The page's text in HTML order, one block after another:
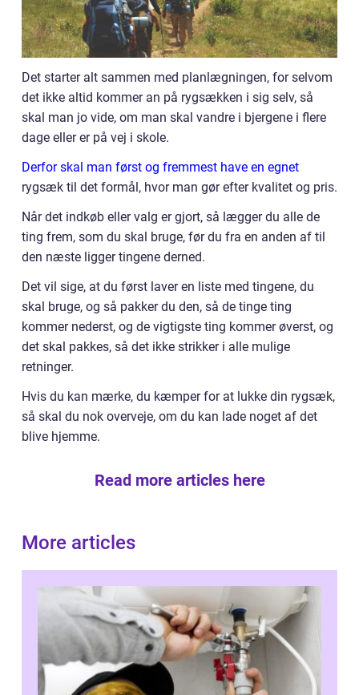
Det starter alt sammen med planlægningen, for selvom
det ikke altid kommer an på rygsækken i sig selv, så
skal man jo vide, om man skal vandre i bjergene i flere
dage eller er på vej i skole.
Derfor skal man først og fremmest have en egnet
rygsæk til det formål, hvor man gør efter kvalitet og pris.
Når det indkøb eller valg er gjort, så lægger du alle de
ting frem, som du skal bruge, før du fra en anden af til
den næste ligger tingene derned.
Det vil sige, at du først laver en liste med tingene, du
skal bruge, og så pakker du den, så de tinge ting
kommer nederst, og de vigtigste ting kommer øverst, og
det skal pakkes, så det ikke strikker i alle mulige
retninger.
Hvis du kan mærke, du kæmper for at lukke din rygsæk,
så skal du nok overveje, om du kan lade noget af det
blive hjemme.
Read more articles here
More articles